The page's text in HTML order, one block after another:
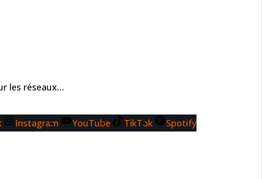
les réseaux…
Instagram YouTube TikTok Spotify